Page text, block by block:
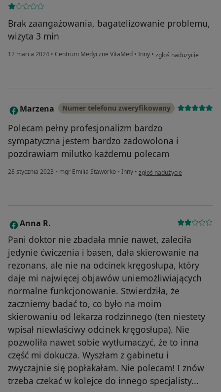
Brak zaangażowania, bagatelizowanie problemu,
wizyta 3 min
12 marca 2024 • Centrum Medyczne VitaMed • Inny • w opinii użytkownika
zgłoś nadużycie
M Marzena Numer telefonu zweryfikowany
Polecam pełny profesjonalizm bardzo
sympatyczna jestem bardzo zadowolona i
pozdrawiam milutko każdemu polecam
28 stycznia 2023 • mgr Emilia Staworko • Inny • w opinii użytkownika Marzena
zgłoś nadużycie
A Anna R.
Pani doktor nie zbadała mnie nawet, zaleciła
jedynie ćwiczenia i basen, dała skierowanie na
rezonans, ale nie na odcinek kręgosłupa, który
daje mi najwięcej objawów uniemożliwiających
normalne funkcjonowanie. Stwierdziła, że
zaczniemy badać to, co było na moim
skierowaniu od lekarza rodzinnego (ten niestety
wpisał niewłaściwy odcinek kręgosłupa). Nie
pozwoliła nawet sobie wytłumaczyć, że to inna
część mi dokucza. Wyszłam z gabinetu i
zwyczajnie się popłakałam. Nie polecam! I znów
trzeba czekać w kolejce do innego specjalisty...